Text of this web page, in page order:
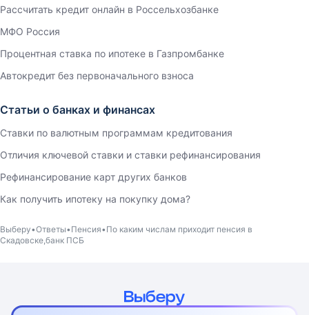
Рассчитать кредит онлайн в Россельхозбанке
МФО Россия
Процентная ставка по ипотеке в Газпромбанке
Автокредит без первоначального взноса
Статьи о банках и финансах
Ставки по валютным программам кредитования
Отличия ключевой ставки и ставки рефинансирования
Рефинансирование карт других банков
Как получить ипотеку на покупку дома?
Выберу Ответы Пенсия По каким числам приходит пенсия в
Скадовске,банк ПСБ